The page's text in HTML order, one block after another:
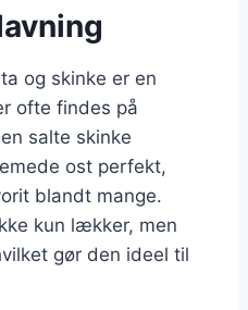
og skinke er en
ofte findes på
salte skinke
ost perfekt,
blandt mange.
kun lækker, men
gør den ideel til